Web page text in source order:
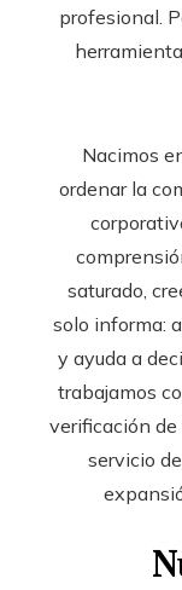
profesional.
Nacimos
ordenar la
saturado,
solo informa:
y ayuda a
trabajamos
verificación
servicio